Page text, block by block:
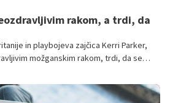
rakom, a trdi, da
in playbojeva zajčica Kerri Parker,
možganskim rakom, trdi, da se
je že skoraj vdala v usodo, a je sedaj
živela.